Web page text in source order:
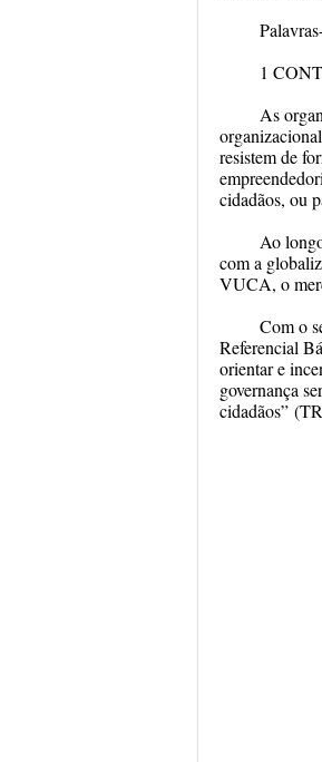
1
As
resistem de
cidadãos, ou
Ao
com a
VUCA, o
Com o
Referencial
orientar e
governança
cidadãos” (